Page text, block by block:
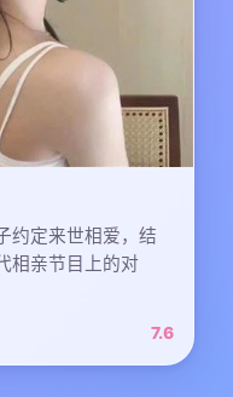
约定来世相爱，结
相亲节目上的对
7.6